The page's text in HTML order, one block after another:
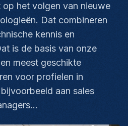
het volgen van nieuwe
Dat combineren
kennis en
is de basis van onze
meest geschikte
voor profielen in
aan sales